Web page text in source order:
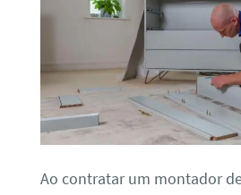
Ao contratar um montador